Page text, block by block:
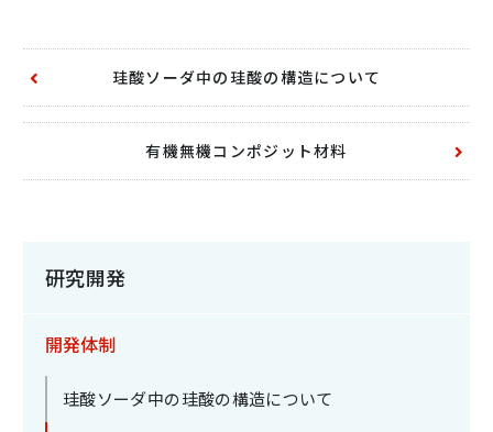
珪酸ソーダ中の珪酸の構造について
有機無機コンポジット材料
研究開発
開発体制
珪酸ソーダ中の珪酸の構造について